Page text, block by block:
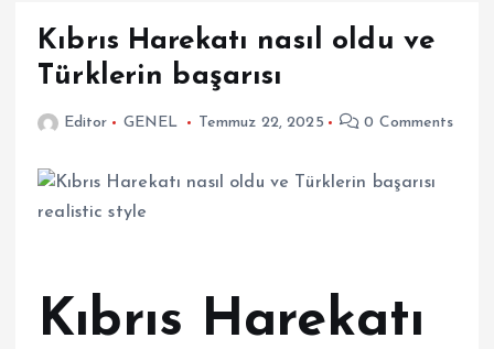
Kıbrıs Harekatı nasıl oldu ve
Türklerin başarısı
Editor GENEL Temmuz 22, 2025 0 Comments
Kıbrıs Harekatı